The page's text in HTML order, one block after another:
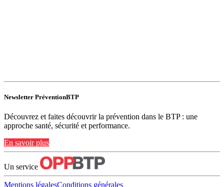
Newsletter PréventionBTP
Découvrez et faites découvrir la prévention dans le BTP : une
approche santé, sécurité et performance.
En savoir plus
Un service
Mentions légalesConditions générales